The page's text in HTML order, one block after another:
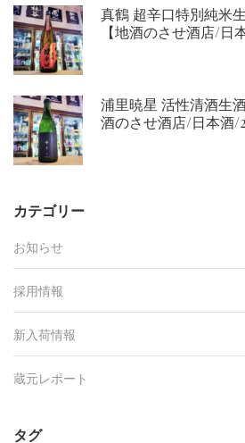
真鶴 超辛口特別純米
【地酒のさせ酒店/日
浦里暁星 活性清酒生
酒のさせ酒店/日本酒/
カテゴリー
お知らせ
採用情報
新入荷情報
蔵元レポート
タグ